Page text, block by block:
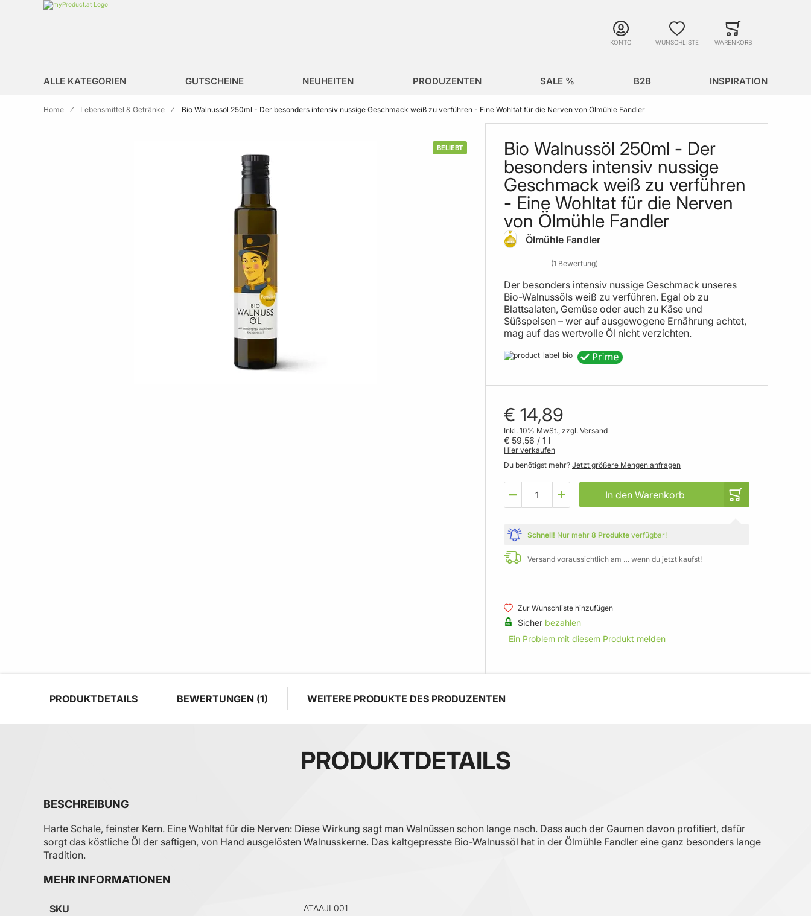
Zur Homepage
KONTO WUNSCHLISTE WARENKORB
ALLE KATEGORIEN GUTSCHEINE NEUHEITEN PRODUZENTEN SALE % B2B INSPIRATION
Home Lebensmittel & Getränke Bio Walnussöl 250ml - Der besonders intensiv nussige Geschmack weiß zu verführen - Eine Wohltat für die Nerven von Ölmühle Fandler
BELIEBT
Bio Walnussöl 250ml - Der
besonders intensiv nussige
Geschmack weiß zu verführen
- Eine Wohltat für die Nerven
von Ölmühle Fandler
Ölmühle Fandler
1 Bewertung
Der besonders intensiv nussige Geschmack unseres
Bio-Walnussöls weiß zu verführen. Egal ob zu
Blattsalaten, Gemüse oder auch zu Käse und
Süßspeisen – wer auf ausgewogene Ernährung achtet,
mag auf das wertvolle Öl nicht verzichten.
€ 14,89
Inkl. 10% MwSt., zzgl. Versand
€ 59,56 / 1 l
Hier verkaufen
Du benötigst mehr? Jetzt größere Mengen anfragen
In den Warenkorb
Schnell! Nur mehr 8 Produkte verfügbar!
Versand voraussichtlich am … wenn du jetzt kaufst!
Zur Wunschliste hinzufügen
Sicher bezahlen
Ein Problem mit diesem Produkt melden
PRODUKTDETAILS BEWERTUNGEN 1 WEITERE PRODUKTE DES PRODUZENTEN
PRODUKTDETAILS
BESCHREIBUNG
Harte Schale, feinster Kern. Eine Wohltat für die Nerven: Diese Wirkung sagt man Walnüssen schon lange nach. Dass auch der Gaumen davon profitiert, dafür
sorgt das köstliche Öl der saftigen, von Hand ausgelösten Walnusskerne. Das kaltgepresste Bio-Walnussöl hat in der Ölmühle Fandler eine ganz besonders lange
Tradition.
MEHR INFORMATIONEN
Mehr Informationen
SKU ATAAJL001